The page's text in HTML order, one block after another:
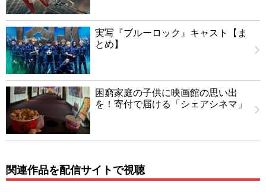
実写『ブルーロック』キャスト【ま
とめ】
困窮家庭の子供に映画館の思い出
を！寄付で届ける「シェアシネマ」
関連作品を配信サイトで視聴